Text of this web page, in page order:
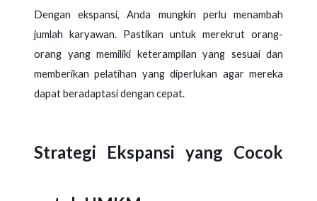
Dengan ekspansi, Anda mungkin perlu menambah
jumlah karyawan. Pastikan untuk merekrut orang-
orang yang memiliki keterampilan yang sesuai dan
memberikan pelatihan yang diperlukan agar mereka
dapat beradaptasi dengan cepat.
Strategi Ekspansi yang Cocok